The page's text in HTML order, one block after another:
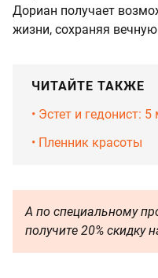
Дориан получает
жизни, сохраняя
ЧИТАЙТЕ ТАКЖЕ
• Эстет и гедонист:
• Пленник красоты
А по специальному
получите 20% скидку